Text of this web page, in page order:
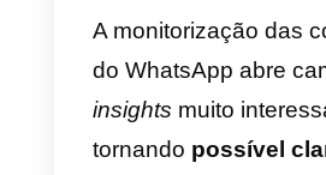
WhatsApp e
quer fazer
mensagem